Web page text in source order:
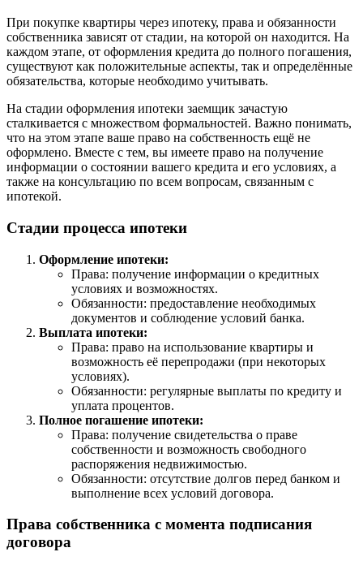
При покупке квартиры через ипотеку, права и обязанности
собственника зависят от стадии, на которой он находится. На
каждом этапе, от оформления кредита до полного погашения,
существуют как положительные аспекты, так и определённые
обязательства, которые необходимо учитывать.
На стадии оформления ипотеки заемщик зачастую
сталкивается с множеством формальностей. Важно понимать,
что на этом этапе ваше право на собственность ещё не
оформлено. Вместе с тем, вы имеете право на получение
информации о состоянии вашего кредита и его условиях, а
также на консультацию по всем вопросам, связанным с
ипотекой.
Стадии процесса ипотеки
Оформление ипотеки:
Права: получение информации о кредитных
условиях и возможностях.
Обязанности: предоставление необходимых
документов и соблюдение условий банка.
Выплата ипотеки:
Права: право на использование квартиры и
возможность её перепродажи (при некоторых
условиях).
Обязанности: регулярные выплаты по кредиту и
уплата процентов.
Полное погашение ипотеки:
Права: получение свидетельства о праве
собственности и возможность свободного
распоряжения недвижимостью.
Обязанности: отсутствие долгов перед банком и
выполнение всех условий договора.
Права собственника с момента подписания
договора